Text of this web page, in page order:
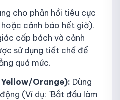
cho phản hồi tiêu cực
hoặc cảnh báo hết giờ).
cấp bách và cảnh
sử dụng tiết chế để
quá mức.
Orange): Dùng
(Ví dụ: "Bắt đầu làm